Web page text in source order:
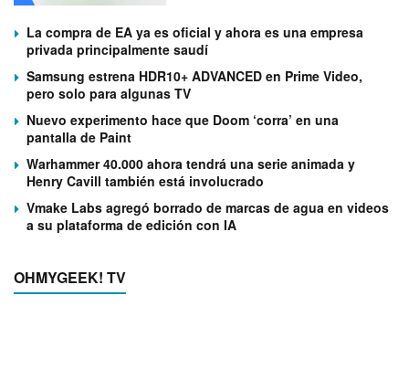
La compra de EA ya es oficial y ahora es una empresa
privada principalmente saudí
Samsung estrena HDR10+ ADVANCED en Prime Video,
pero solo para algunas TV
Nuevo experimento hace que Doom ‘corra’ en una
pantalla de Paint
Warhammer 40.000 ahora tendrá una serie animada y
Henry Cavill también está involucrado
Vmake Labs agregó borrado de marcas de agua en videos
a su plataforma de edición con IA
OHMYGEEK! TV